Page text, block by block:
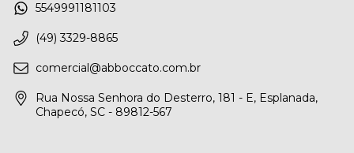
5549991181103
(49) 3329-8865
comercial@abboccato.com.br
Rua Nossa Senhora do Desterro, 181 - E, Esplanada,
Chapecó, SC - 89812-567